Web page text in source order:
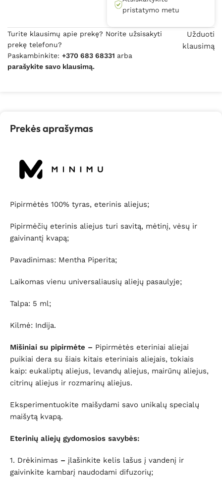
pristatymo metu
Turite klausimų apie prekę? Norite užsisakyti
prekę telefonu?
Paskambinkite: +370 683 68331 arba
parašykite savo klausimą.
Užduoti
klausimą
Prekės aprašymas
Pipirmėtės 100% tyras, eterinis aliejus;
Pipirmėčių eterinis aliejus turi savitą, mėtinį, vėsų ir
gaivinantį kvapą;
Pavadinimas: Mentha Piperita;
Laikomas vienu universaliausių aliejų pasaulyje;
Talpa: 5 ml;
Kilmė: Indija.
Mišiniai su pipirmėte – Pipirmėtės eteriniai aliejai
puikiai dera su šiais kitais eteriniais aliejais, tokiais
kaip: eukaliptų aliejus, levandų aliejus, mairūnų aliejus,
citrinų aliejus ir rozmarinų aliejus.
Eksperimentuokite maišydami savo unikalų specialų
maišytą kvapą.
Eterinių aliejų gydomosios savybės:
1. Drėkinimas – įlašinkite kelis lašus į vandenį ir
gaivinkite kambarį naudodami difuzorių;